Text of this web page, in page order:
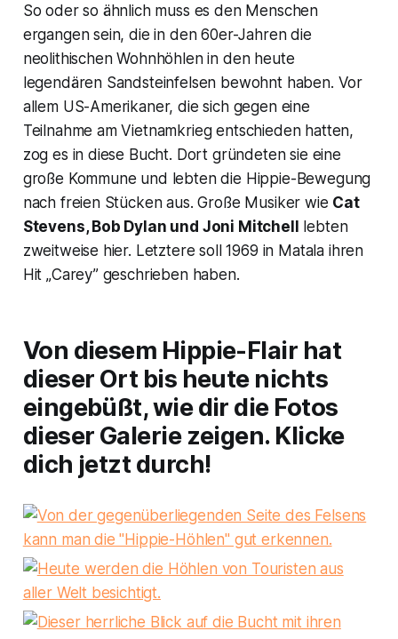
So oder so ähnlich muss es den Menschen
ergangen sein, die in den 60er-Jahren die
neolithischen Wohnhöhlen in den heute
legendären Sandsteinfelsen bewohnt haben. Vor
allem US-Amerikaner, die sich gegen eine
Teilnahme am Vietnamkrieg entschieden hatten,
zog es in diese Bucht. Dort gründeten sie eine
große Kommune und lebten die Hippie-Bewegung
nach freien Stücken aus. Große Musiker wie Cat
Stevens, Bob Dylan und Joni Mitchell
lebten
zweitweise hier. Letztere soll 1969 in Matala ihren
Hit „Carey” geschrieben haben.
Von diesem Hippie-Flair hat
dieser Ort bis heute nichts
eingebüßt, wie dir die Fotos
dieser Galerie zeigen. Klicke
dich jetzt durch!